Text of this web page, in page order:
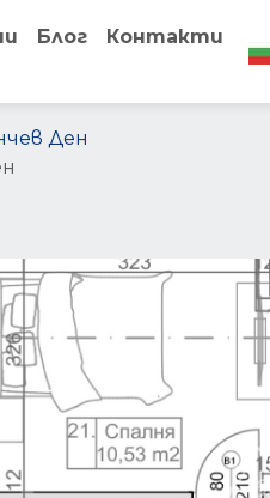
Блог Контакти
Ден